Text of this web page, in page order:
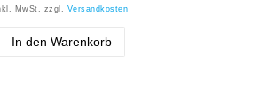
MwSt. zzgl. Versandkosten
In den Warenkorb